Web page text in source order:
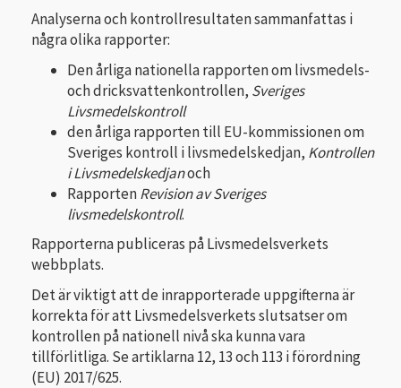
Analyserna och kontrollresultaten sammanfattas i
några olika rapporter:
Den årliga nationella rapporten om livsmedels-
och dricksvattenkontrollen, Sveriges
Livsmedelskontroll
den årliga rapporten till EU-kommissionen om
Sveriges kontroll i livsmedelskedjan, Kontrollen
i Livsmedelskedjanoch
RapportenRevision av Sveriges
livsmedelskontroll.
Rapporterna publiceras på Livsmedelsverkets
webbplats.
Det är viktigt att de inrapporterade uppgifterna är
korrekta för att Livsmedelsverkets slutsatser om
kontrollen på nationell nivå ska kunna vara
tillförlitliga. Se artiklarna 12, 13 och 113 i förordning
(EU) 2017/625.